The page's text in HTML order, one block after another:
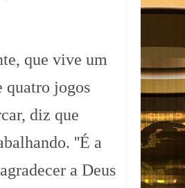
que vive um
quatro jogos
diz que
''É a
a Deus